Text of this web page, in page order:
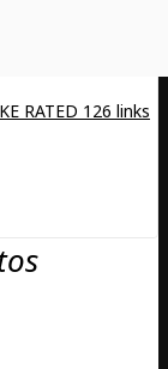
RATED 126 links